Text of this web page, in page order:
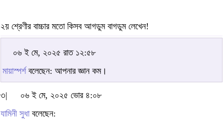
২য় শ্রেণীর বাচ্চার মতো কিসব আগডুম বাগডুম লেখেন!
০৬ ই মে, ২০২৫ রাত ১২:৫৮
মায়াস্পর্শবলেছেন: আপনার জ্ঞান কম।
৩|
০৬ ই মে, ২০২৫ ভোর ৪:০৮
যামিনী সুধাবলেছেন: